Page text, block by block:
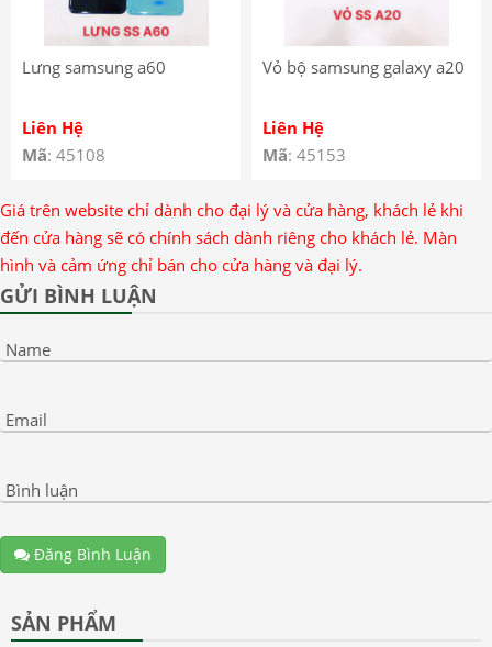
Lưng samsung a60
Liên Hệ
Mã: 45108
Vỏ bộ samsung galaxy a20
Liên Hệ
Mã: 45153
Giá trên website chỉ dành cho đại lý và cửa hàng, khách lẻ khi
đến cửa hàng sẽ có chính sách dành riêng cho khách lẻ. Màn
hình và cảm ứng chỉ bán cho cửa hàng và đại lý.
GỬI BÌNH LUẬN
Name
Email
Bình luận
Đăng Bình Luận
SẢN PHẨM